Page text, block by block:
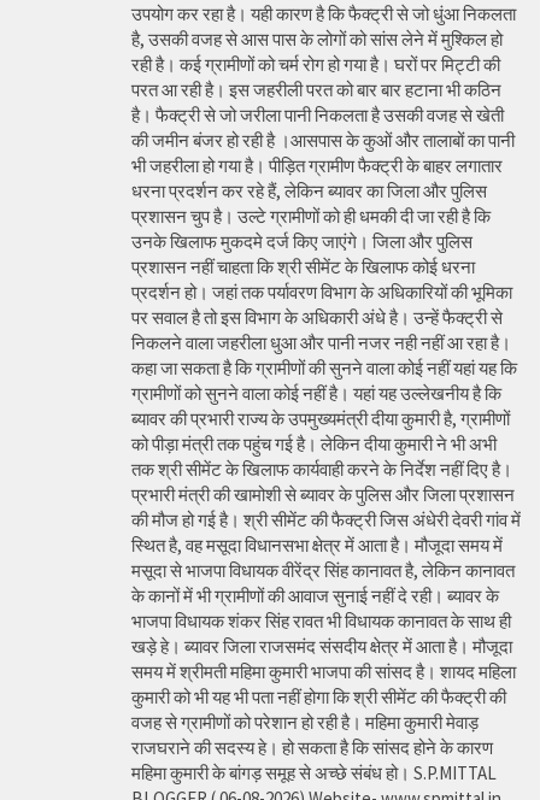
उपयोग कर रहा है। यही कारण है कि फैक्ट्री से जो धुंआ निकलता
है, उसकी वजह से आस पास के लोगों को सांस लेने में मुश्किल हो
रही है। कई ग्रामीणों को चर्म रोग हो गया है। घरों पर मिट्टी की
परत आ रही है। इस जहरीली परत को बार बार हटाना भी कठिन
है। फैक्ट्री से जो जरीला पानी निकलता है उसकी वजह से खेती
की जमीन बंजर हो रही है ।आसपास के कुओं और तालाबों का पानी
भी जहरीला हो गया है। पीड़ित ग्रामीण फैक्ट्री के बाहर लगातार
धरना प्रदर्शन कर रहे हैं, लेकिन ब्यावर का जिला और पुलिस
प्रशासन चुप है। उल्टे ग्रामीणों को ही धमकी दी जा रही है कि
उनके खिलाफ मुकदमे दर्ज किए जाएंगे। जिला और पुलिस
प्रशासन नहीं चाहता कि श्री सीमेंट के खिलाफ कोई धरना
प्रदर्शन हो। जहां तक पर्यावरण विभाग के अधिकारियों की भूमिका
पर सवाल है तो इस विभाग के अधिकारी अंधे है। उन्हें फैक्ट्री से
निकलने वाला जहरीला धुआ और पानी नजर नही नहीं आ रहा है।
कहा जा सकता है कि ग्रामीणों की सुनने वाला कोई नहीं यहां यह कि
ग्रामीणों को सुनने वाला कोई नहीं है। यहां यह उल्लेखनीय है कि
ब्यावर की प्रभारी राज्य के उपमुख्यमंत्री दीया कुमारी है, ग्रामीणों
को पीड़ा मंत्री तक पहुंच गई है। लेकिन दीया कुमारी ने भी अभी
तक श्री सीमेंट के खिलाफ कार्यवाही करने के निर्देश नहीं दिए है।
प्रभारी मंत्री की खामोशी से ब्यावर के पुलिस और जिला प्रशासन
की मौज हो गई है। श्री सीमेंट की फैक्ट्री जिस अंधेरी देवरी गांव में
स्थित है, वह मसूदा विधानसभा क्षेत्र में आता है। मौजूदा समय में
मसूदा से भाजपा विधायक वीरेंद्र सिंह कानावत है, लेकिन कानावत
के कानों में भी ग्रामीणों की आवाज सुनाई नहीं दे रही। ब्यावर के
भाजपा विधायक शंकर सिंह रावत भी विधायक कानावत के साथ ही
खड़े हे। ब्यावर जिला राजसमंद संसदीय क्षेत्र में आता है। मौजूदा
समय में श्रीमती महिमा कुमारी भाजपा की सांसद है। शायद महिला
कुमारी को भी यह भी पता नहीं होगा कि श्री सीमेंट की फैक्ट्री की
वजह से ग्रामीणों को परेशान हो रही है। महिमा कुमारी मेवाड़
राजघराने की सदस्य हे। हो सकता है कि सांसद होने के कारण
महिमा कुमारी के बांगड़ समूह से अच्छे संबंध हो। S.P.MITTAL